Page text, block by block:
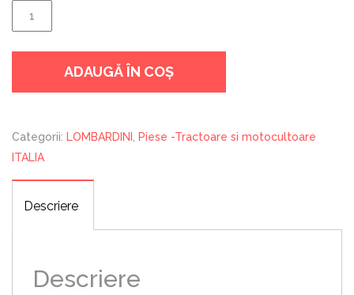
PISTON
LOMBARDINI
2
ADAUGĂ ÎN COȘ
Categorii: LOMBARDINI
Piese -Tractoare si motocultoare
ITALIA
Descriere
Descriere